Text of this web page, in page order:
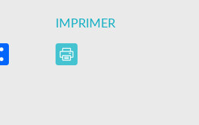
Partager
IMPRIMER